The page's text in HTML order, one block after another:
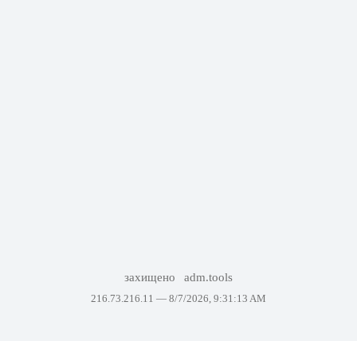
захищено adm.tools
216.73.216.11 — 8/7/2026, 9:31:13 AM